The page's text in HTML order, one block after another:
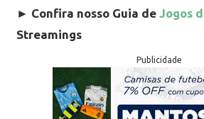
► Confira nosso Guia de Jogos
Streamings
Publicidade